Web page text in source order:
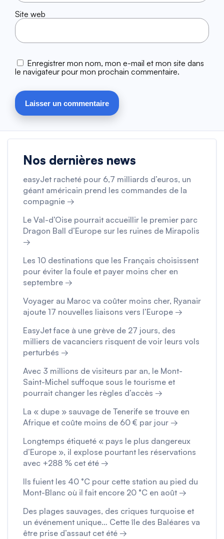
Site web
Enregistrer mon nom, mon e-mail et mon site dans
le navigateur pour mon prochain commentaire.
Nos dernières news
easyJet racheté pour 6,7 milliards d’euros, un
géant américain prend les commandes de la
compagnie →
Le Val-d’Oise pourrait accueillir le premier parc
Dragon Ball d’Europe sur les ruines de Mirapolis
→
Les 10 destinations que les Français choisissent
pour éviter la foule et payer moins cher en
septembre →
Voyager au Maroc va coûter moins cher, Ryanair
ajoute 17 nouvelles liaisons vers l’Europe →
EasyJet face à une grève de 27 jours, des
milliers de vacanciers risquent de voir leurs vols
perturbés →
Avec 3 millions de visiteurs par an, le Mont-
Saint-Michel suffoque sous le tourisme et
pourrait changer les règles d’accès →
La « dupe » sauvage de Tenerife se trouve en
Afrique et coûte moins de 60 € par jour →
Longtemps étiqueté « pays le plus dangereux
d’Europe », il explose pourtant les réservations
avec +288 % cet été →
Ils fuient les 40 °C pour cette station au pied du
Mont-Blanc où il fait encore 20 °C en août →
Des plages sauvages, des criques turquoise et
un événement unique… Cette île des Baléares va
être prise d’assaut cet été →